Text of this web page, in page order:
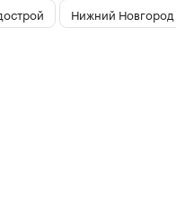
Нижний Новгород